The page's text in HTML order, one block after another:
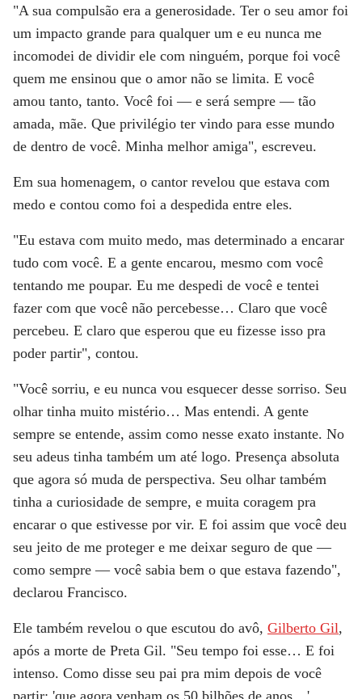
"A sua compulsão era a generosidade. Ter o seu amor foi
um impacto grande para qualquer um e eu nunca me
incomodei de dividir ele com ninguém, porque foi você
quem me ensinou que o amor não se limita. E você
amou tanto, tanto. Você foi — e será sempre — tão
amada, mãe. Que privilégio ter vindo para esse mundo
de dentro de você. Minha melhor amiga", escreveu.
Em sua homenagem, o cantor revelou que estava com
medo e contou como foi a despedida entre eles.
"Eu estava com muito medo, mas determinado a encarar
tudo com você. E a gente encarou, mesmo com você
tentando me poupar. Eu me despedi de você e tentei
fazer com que você não percebesse… Claro que você
percebeu. E claro que esperou que eu fizesse isso pra
poder partir", contou.
"Você sorriu, e eu nunca vou esquecer desse sorriso. Seu
olhar tinha muito mistério… Mas entendi. A gente
sempre se entende, assim como nesse exato instante. No
seu adeus tinha também um até logo. Presença absoluta
que agora só muda de perspectiva. Seu olhar também
tinha a curiosidade de sempre, e muita coragem pra
encarar o que estivesse por vir. E foi assim que você deu
seu jeito de me proteger e me deixar seguro de que —
como sempre — você sabia bem o que estava fazendo",
declarou Francisco.
Ele também revelou o que escutou do avô, Gilberto Gil,
após a morte de Preta Gil. "Seu tempo foi esse… E foi
intenso. Como disse seu pai pra mim depois de você